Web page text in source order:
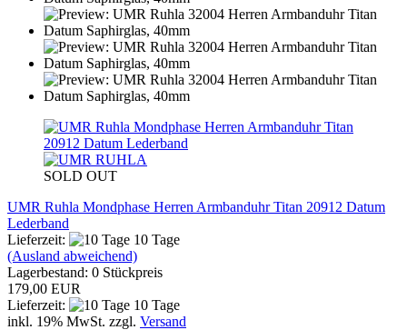
SOLD OUT
UMR Ruhla Mondphase Herren Armbanduhr Titan 20912 Datum
Lederband
Lieferzeit:
10 Tage
(Ausland abweichend)
Lagerbestand: 0 Stückpreis
179,00 EUR
Lieferzeit:
10 Tage
inkl. 19% MwSt. zzgl. Versand